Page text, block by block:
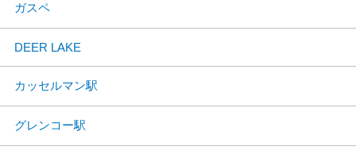
ガスペ
DEER LAKE
カッセルマン駅
グレンコー駅